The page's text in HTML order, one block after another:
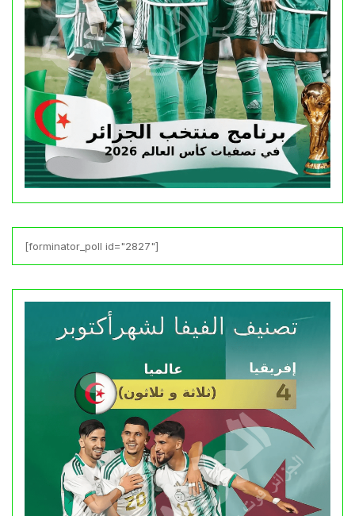
[forminator_poll id="2827"]